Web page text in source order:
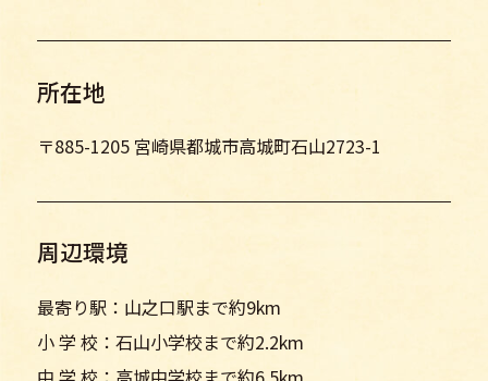
所在地
〒885-1205 宮崎県都城市高城町石山2723-1
周辺環境
最寄り駅：山之口駅まで約9km
小 学 校：石山小学校まで約2.2km